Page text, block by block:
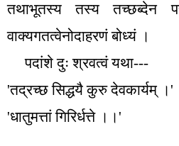
तथाभूतस्य तस्य तच्छब्देन
वाक्यगतत्वेनोदाहरणं बोध्यं ।
पदांशे दुः श्रवत्वं यथा---
'तद्रच्छ सिद्धयै कुरु देवकार्यम् । '
'धातुमत्तां गिरिर्धत्ते ।। '